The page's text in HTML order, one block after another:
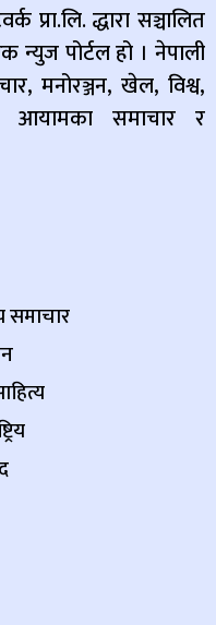
प्रा.लि. द्धारा सञ्चालित
न्युज पोर्टल हो । नेपाली
मनोरञ्जन, खेल, विश्व,
आयामका समाचार र
समाचार